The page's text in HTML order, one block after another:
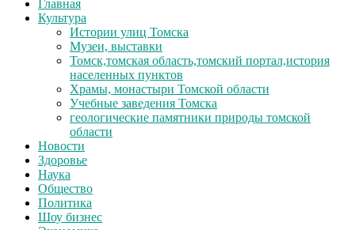
Главная
Культура
Истории улиц Томска
Музеи, выставки
Томск,томская область,томский портал,история
населенных пунктов
Храмы, монастыри Томской области
Учебные заведения Томска
геологические памятники природы томской
области
Новости
Здоровье
Наука
Общество
Политика
Шоу бизнес